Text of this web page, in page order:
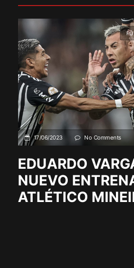
17/06/2023 No Comments
EDUARDO
NUEVO
ATLÉTICO